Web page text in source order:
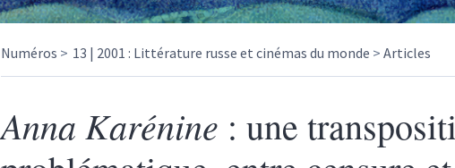
Numéros 13 | 2001 : Littérature russe et cinémas du monde Articles
Anna Karénine : une